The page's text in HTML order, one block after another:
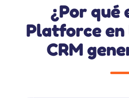
¿Por qué
Platforce
CRM